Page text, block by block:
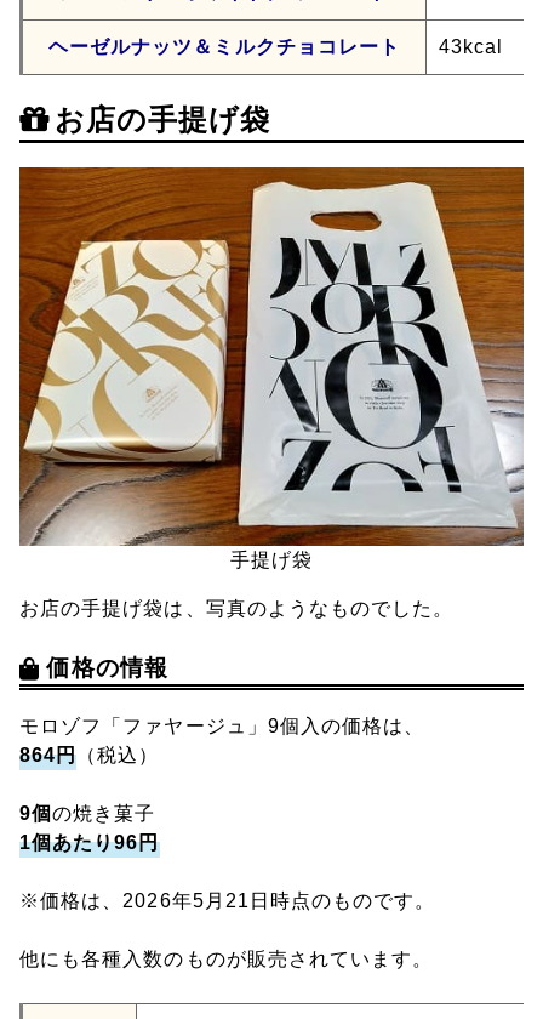
ヘーゼルナッツ＆ミルクチョコレート 43kcal
お店の手提げ袋
手提げ袋
お店の手提げ袋は、写真のようなものでした。
価格の情報
モロゾフ「ファヤージュ」9個入の価格は、
864円 （税込）
9個の焼き菓子
1個あたり96円
※価格は、2026年5月21日時点のものです。
他にも各種入数のものが販売されています。